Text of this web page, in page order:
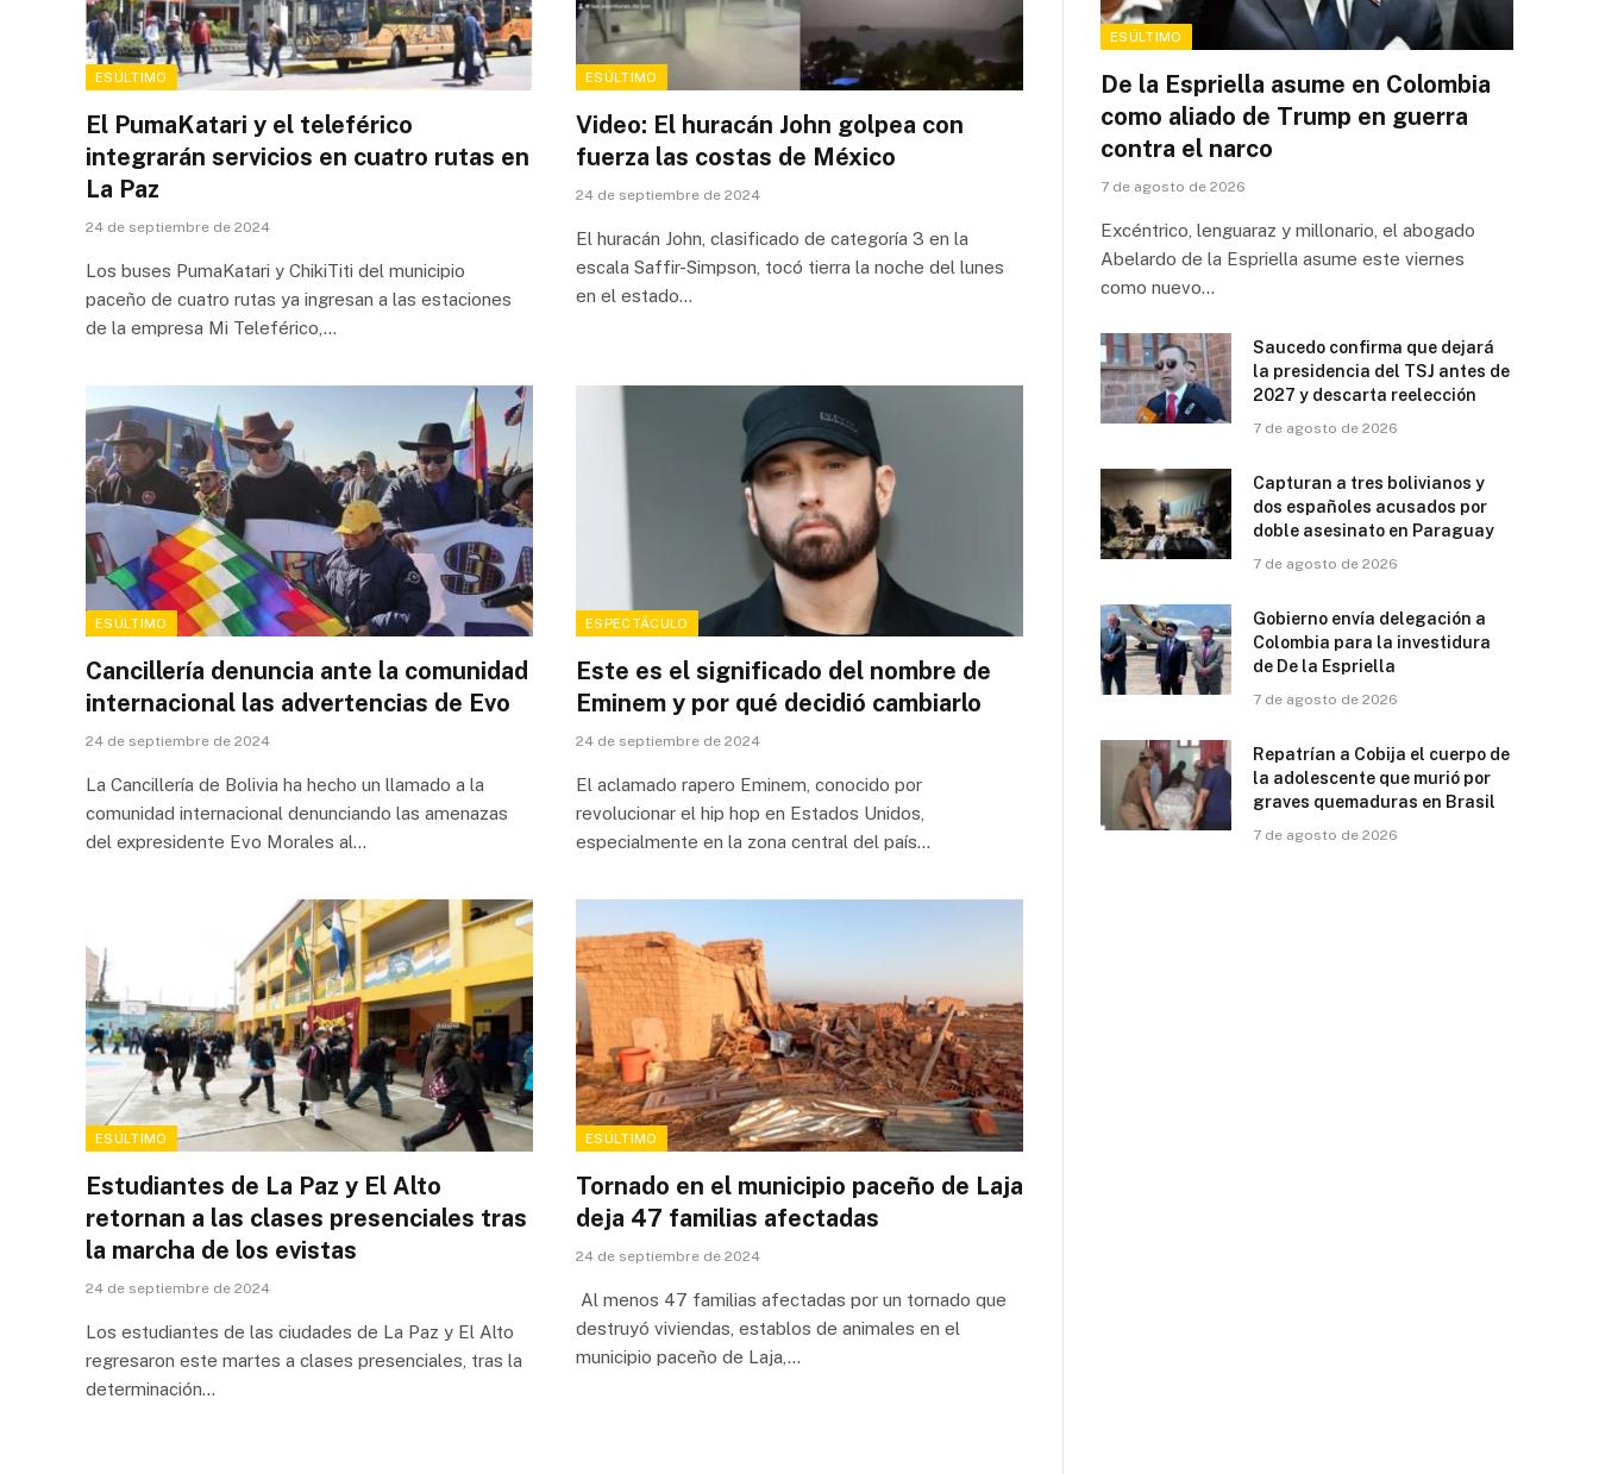
ESÚLTIMO
El PumaKatari y el teleférico
integrarán servicios en cuatro rutas en
La Paz
24 de septiembre de 2024
Los buses PumaKatari y ChikiTiti del municipio
paceño de cuatro rutas ya ingresan a las estaciones
de la empresa Mi Teleférico,…
ESÚLTIMO
Video: El huracán John golpea con
fuerza las costas de México
24 de septiembre de 2024
El huracán John, clasificado de categoría 3 en la
escala Saffir-Simpson, tocó tierra la noche del lunes
en el estado…
ESÚLTIMO
Cancillería denuncia ante la comunidad
internacional las advertencias de Evo
24 de septiembre de 2024
La Cancillería de Bolivia ha hecho un llamado a la
comunidad internacional denunciando las amenazas
del expresidente Evo Morales al…
ESPECTÁCULO
Este es el significado del nombre de
Eminem y por qué decidió cambiarlo
24 de septiembre de 2024
El aclamado rapero Eminem, conocido por
revolucionar el hip hop en Estados Unidos,
especialmente en la zona central del país…
ESÚLTIMO
Estudiantes de La Paz y El Alto
retornan a las clases presenciales tras
la marcha de los evistas
24 de septiembre de 2024
Los estudiantes de las ciudades de La Paz y El Alto
regresaron este martes a clases presenciales, tras la
determinación…
ESÚLTIMO
Tornado en el municipio paceño de Laja
deja 47 familias afectadas
24 de septiembre de 2024
Al menos 47 familias afectadas por un tornado que
destruyó viviendas, establos de animales en el
municipio paceño de Laja,…
ESÚLTIMO
De la Espriella asume en Colombia
como aliado de Trump en guerra
contra el narco
7 de agosto de 2026
Excéntrico, lenguaraz y millonario, el abogado
Abelardo de la Espriella asume este viernes
como nuevo…
Saucedo confirma que dejará
la presidencia del TSJ antes de
2027 y descarta reelección
7 de agosto de 2026
Capturan a tres bolivianos y
dos españoles acusados por
doble asesinato en Paraguay
7 de agosto de 2026
Gobierno envía delegación a
Colombia para la investidura
de De la Espriella
7 de agosto de 2026
Repatrían a Cobija el cuerpo de
la adolescente que murió por
graves quemaduras en Brasil
7 de agosto de 2026